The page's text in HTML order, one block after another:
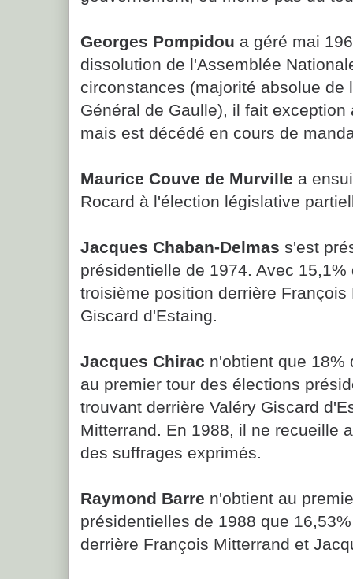
Georges Pompidou a géré mai
dissolution de l'Assemblée
circonstances (majorité absolue de
Général de Gaulle), il fait
mais est décédé en cours de
Maurice Couve de Murville a
Rocard à l'élection législative
Jacques Chaban-Delmas s'est
présidentielle de 1974. Avec
troisième position derrière François
Giscard d'Estaing.
Jacques Chirac n'obtient que 18%
au premier tour des élections
trouvant derrière Valéry Giscard
Mitterrand. En 1988, il ne recueille
des suffrages exprimés.
Raymond Barre n'obtient au
présidentielles de 1988 que
derrière François Mitterrand et